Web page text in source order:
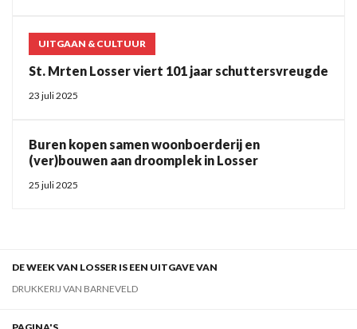
UITGAAN & CULTUUR
St. Mrten Losser viert 101 jaar schuttersvreugde
23 juli 2025
Buren kopen samen woonboerderij en
(ver)bouwen aan droomplek in Losser
25 juli 2025
DE WEEK VAN LOSSER IS EEN UITGAVE VAN
DRUKKERIJ VAN BARNEVELD